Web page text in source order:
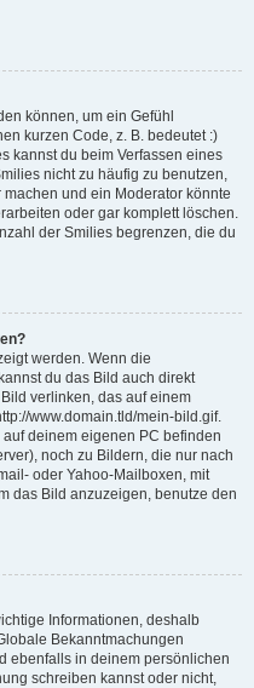
können, um ein Gefühl
kurzen Code, z. B. bedeutet :)
kannst du beim Verfassen eines
nicht zu häufig zu benutzen,
und ein Moderator könnte
oder gar komplett löschen.
der Smilies begrenzen, die du
werden. Wenn die
du das Bild auch direkt
verlinken, das auf einem
www.domain.tld/mein-bild.gif.
deinem eigenen PC befinden
noch zu Bildern, die nur nach
oder Yahoo-Mailboxen, mit
das Bild anzuzeigen, benutze den
Informationen, deshalb
Bekanntmachungen
ebenfalls in deinem persönlichen
schreiben kannst oder nicht,